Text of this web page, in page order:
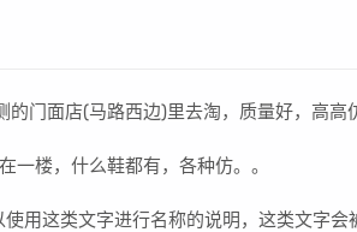
门面店(马路西边)里去淘，质量好，高高
一楼，什么鞋都有，各种仿。。
用这类文字进行名称的说明，这类文字会